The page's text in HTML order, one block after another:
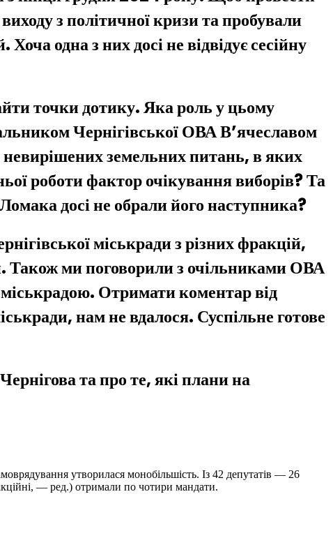
з політичної кризи та пробували
одна з них досі не відвідує сесійну
точки дотику. Яка роль у цьому
Чернігівської ОВА В’ячеславом
земельних питань, в яких
роботи фактор очікування виборів? Та
досі не обрали його наступника?
міськради з різних фракцій,
Також ми поговорили з очільниками ОВА
Отримати коментар від
нам не вдалося. Суспільне готове
та про те, які плани на
утворилася монобільшість. Із 42 депутатів — 26
— ред.) отримали по чотири мандати.